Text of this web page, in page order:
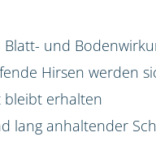
und
Hirsen werden
bleibt erhalten
lang anhaltender